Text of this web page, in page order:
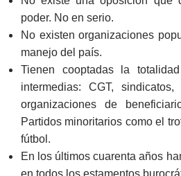
poder. No en serio.
No existen organizaciones
manejo del país.
Tienen cooptadas la
intermedias: CGT, sindicatos,
organizaciones de
Partidos minoritarios como el
fútbol.
En los últimos cuarenta años